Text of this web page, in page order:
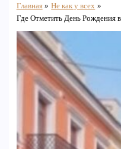
Главная
Не как у всех
Где Отметить День Рождения